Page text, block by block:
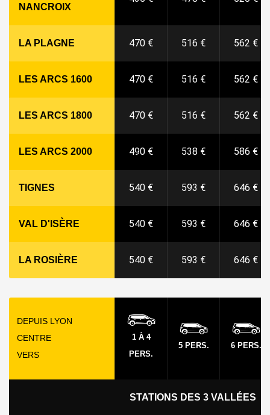
NANCROIX
LA PLAGNE 470 € 516 € 562 €
LES ARCS 1600 470 € 516 € 562 €
LES ARCS 1800 470 € 516 € 562 €
LES ARCS 2000 490 € 538 € 586 €
TIGNES 540 € 593 € 646 €
VAL D'ISÈRE 540 € 593 € 646 €
LA ROSIÈRE 540 € 593 € 646 €
DEPUIS LYON
CENTRE
VERS
1 À 4
PERS.
5 PERS. 6 PERS.
STATIONS DES 3 VALLÉES